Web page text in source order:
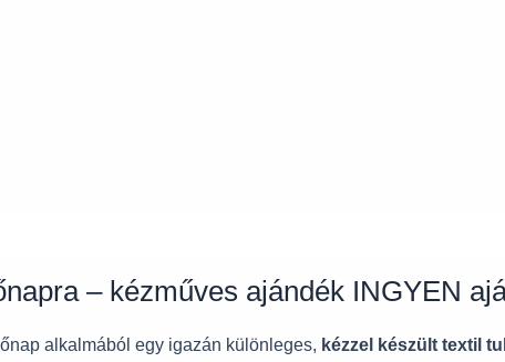
– kézműves ajándék INGYEN
alkalmából egy igazán különleges, kézzel készült textil